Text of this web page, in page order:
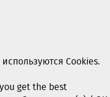
Cookies.
get the best